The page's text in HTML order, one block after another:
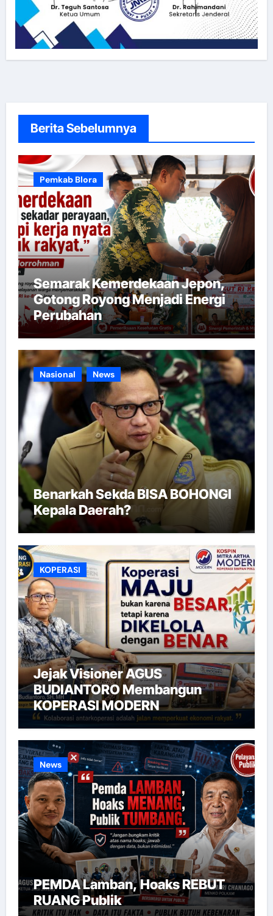
Berita Sebelumnya
Pemkab Blora
Semarak Kemerdekaan Jepon,
Gotong Royong Menjadi Energi
Perubahan
Nasional News
Benarkah Sekda BISA BOHONGI
Kepala Daerah?
KOPERASI
Jejak Visioner AGUS
BUDIANTORO Membangun
KOPERASI MODERN
News
PEMDA Lamban, Hoaks REBUT
RUANG Publik